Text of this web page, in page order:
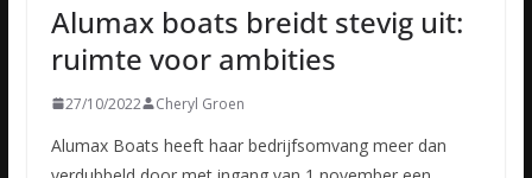
Alumax boats breidt stevig uit:
ruimte voor ambities
27/10/2022 Cheryl Groen
Alumax Boats heeft haar bedrijfsomvang meer dan